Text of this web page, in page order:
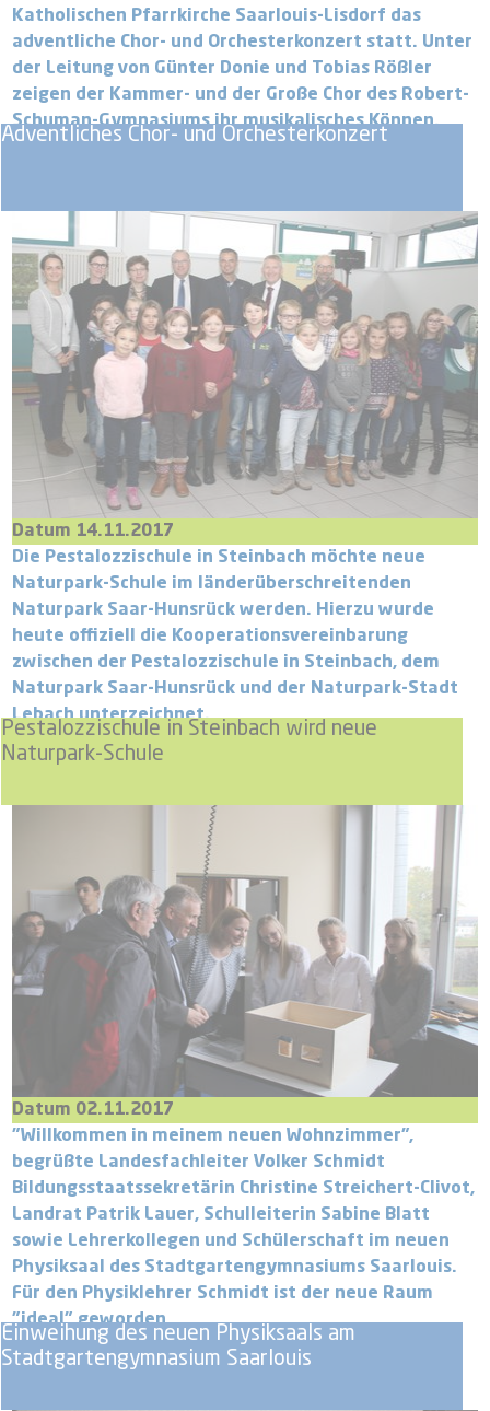
Adventliches Chor- und Orchesterkonzert
Katholischen Pfarrkirche Saarlouis-Lisdorf das
adventliche Chor- und Orchesterkonzert statt. Unter
der Leitung von Günter Donie und Tobias Rößler
zeigen der Kammer- und der Große Chor des Robert-
Schuman-Gymnasiums ihr musikalisches Können.
Pestalozzischule in Steinbach wird neue
Naturpark-Schule
Datum 14.11.2017
Die Pestalozzischule in Steinbach möchte neue
Naturpark-Schule im länderüberschreitenden
Naturpark Saar-Hunsrück werden. Hierzu wurde
heute offiziell die Kooperationsvereinbarung
zwischen der Pestalozzischule in Steinbach, dem
Naturpark Saar-Hunsrück und der Naturpark-Stadt
Lebach unterzeichnet.
Einweihung des neuen Physiksaals am
Stadtgartengymnasium Saarlouis
Datum 02.11.2017
"Willkommen in meinem neuen Wohnzimmer",
begrüßte Landesfachleiter Volker Schmidt
Bildungsstaatssekretärin Christine Streichert-Clivot,
Landrat Patrik Lauer, Schulleiterin Sabine Blatt
sowie Lehrerkollegen und Schülerschaft im neuen
Physiksaal des Stadtgartengymnasiums Saarlouis.
Für den Physiklehrer Schmidt ist der neue Raum
"ideal" geworden